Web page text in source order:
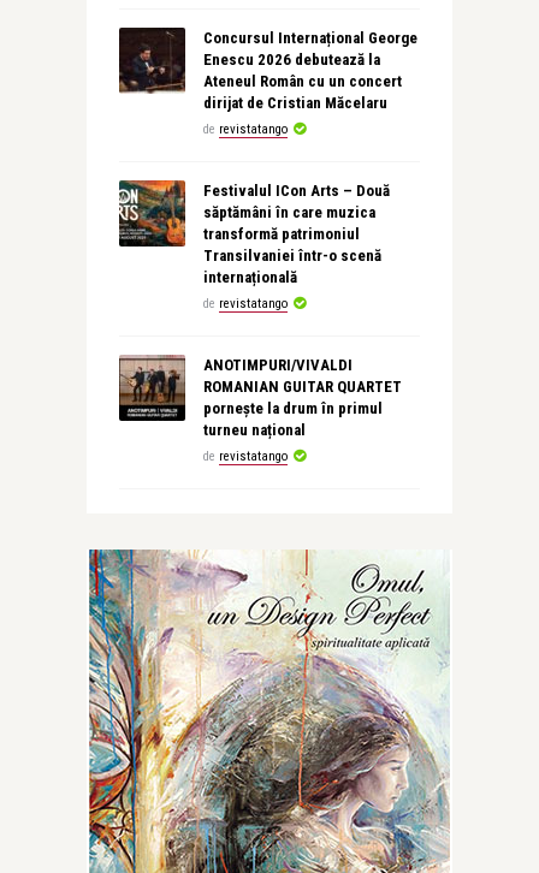
Concursul Internațional George
Enescu 2026 debutează la
Ateneul Român cu un concert
dirijat de Cristian Măcelaru
de revistatango
Festivalul ICon Arts – Două
săptămâni în care muzica
transformă patrimoniul
Transilvaniei într-o scenă
internațională
de revistatango
ANOTIMPURI/VIVALDI
ROMANIAN GUITAR QUARTET
pornește la drum în primul
turneu național
de revistatango